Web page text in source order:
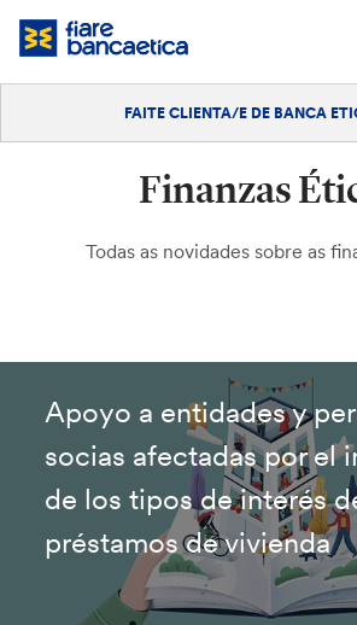
Saltar
FAITE CLIENTA/E DE BANCA
Finanzas
Todas as novidades sobre as
Apoyo a entidades y
socias afectadas por el
de los tipos de interés
préstamos de vivienda